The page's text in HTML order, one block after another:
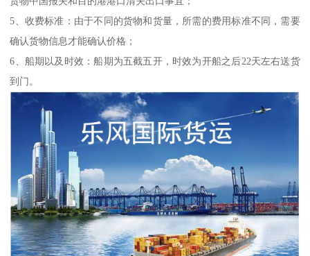
5、收费标准：由于不同的货物和货量，所需的费用标准不同，需要
确认货物信息才能确认价格；
6、船期以及时效：船期为五截五开，时效为开船之后22天左右送货
到门。